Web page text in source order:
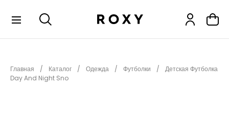
НОВИНКИ
Главная Каталог Одежда Футболки
Детская Футболка
Day And Night Sno